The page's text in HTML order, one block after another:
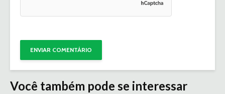
Você também pode se interessar